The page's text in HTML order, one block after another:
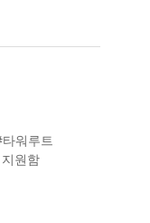
워루트
원함